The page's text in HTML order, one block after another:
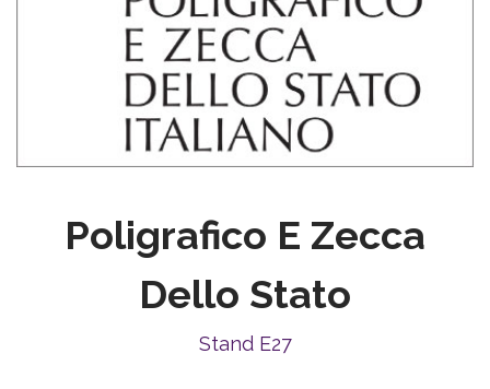
Poligrafico E Zecca
Dello Stato
Stand E27